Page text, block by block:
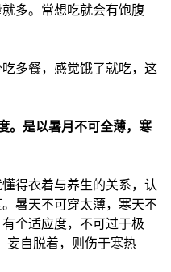
多。常想吃就会有饱腹
多餐，感觉饿了就吃，这
。是以暑月不可全薄，寒
得衣着与养生的关系，认
暑天不可穿太薄，寒天不
个适应度，不可过于极
妄自脱着，则伤于寒热